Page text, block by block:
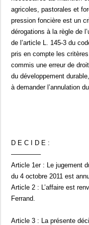
agricoles, pastorales et
pression foncière est un
dérogations à la règle de
de l’article L. 145-3 du
pris en compte les
commis une erreur de
du développement
à demander l’annulation
D E C I D E :
————–
Article 1er : Le jugement
du 4 octobre 2011 est
Article 2 : L’affaire est
Ferrand.
Article 3 : La présente